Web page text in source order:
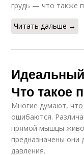
грудь — что также
Читать дальше →
Идеальный
Что такое
Многие думают,
ошибаются.
прямой мышцы
предназначены они
давления.